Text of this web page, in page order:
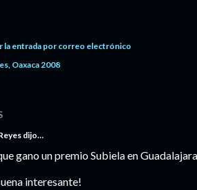
la entrada por correo electrónico
Oaxaca 2008
dijo…
gano un premio Subiela en
interesante!